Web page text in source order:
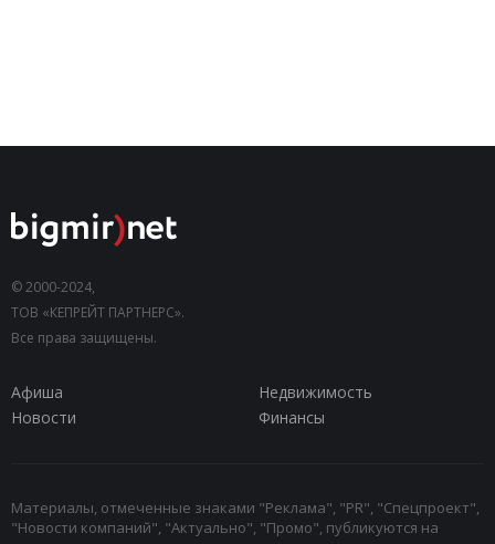
© 2000-2024,
ТОВ «КЕПРЕЙТ ПАРТНЕРС».
Все права защищены.
Афиша
Недвижимость
Новости
Финансы
Материалы, отмеченные знаками "Реклама", "PR", "Спецпроект",
"Новости компаний", "Актуально", "Промо", публикуются на